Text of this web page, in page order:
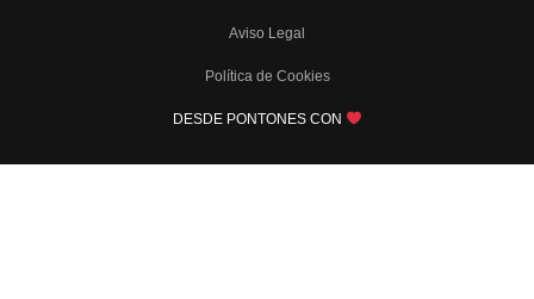
Aviso Legal
Política de Cookies
DESDE PONTONES CON